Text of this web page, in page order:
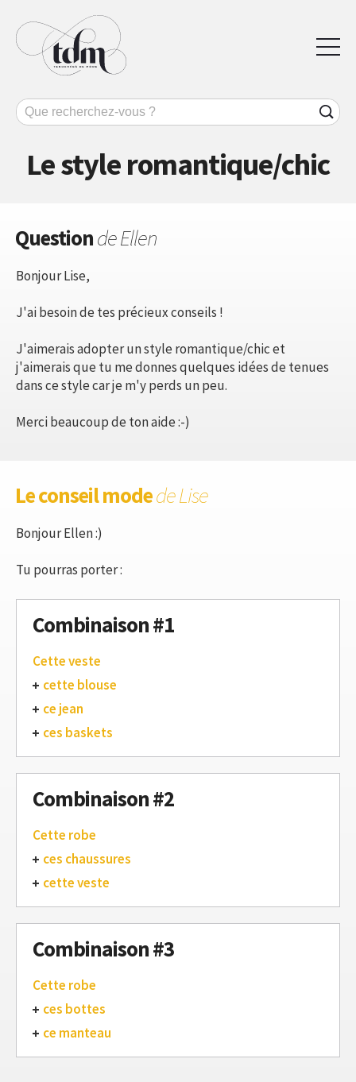
Le style romantique/chic
Questionde Ellen
Bonjour Lise,
J'ai besoin de tes précieux conseils !
J'aimerais adopter un style romantique/chic et
j'aimerais que tu me donnes quelques idées de tenues
dans ce style car je m'y perds un peu.
Merci beaucoup de ton aide :-)
Le conseil modede Lise
Bonjour Ellen :)
Tu pourras porter :
Combinaison #1
Cette veste
cette blouse
ce jean
ces baskets
Combinaison #2
Cette robe
ces chaussures
cette veste
Combinaison #3
Cette robe
ces bottes
ce manteau